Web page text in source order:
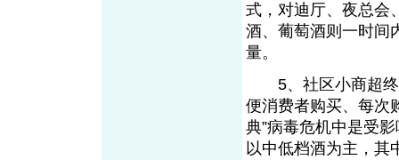
式，对迪厅、夜总会
酒、葡萄酒则一时间
量。
5、社区小商超终
便消费者购买、每次
典”病毒危机中是受
以中低档酒为主，其